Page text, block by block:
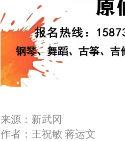
来源：新武冈
作者：王祝敏 蒋运文